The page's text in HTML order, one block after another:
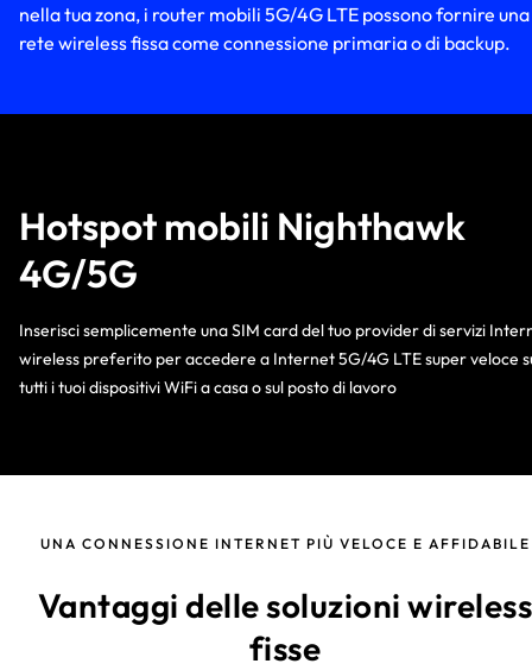
nella tua zona, i router mobili 5G/4G LTE possono fornire una
rete wireless fissa come connessione primaria o di backup.
Hotspot mobili Nighthawk
4G/5G
Inserisci semplicemente una SIM card del tuo provider di servizi
wireless preferito per accedere a Internet 5G/4G LTE super veloce
tutti i tuoi dispositivi WiFi a casa o sul posto di lavoro
UNA CONNESSIONE INTERNET PIÙ VELOCE E AFFIDABILE
Vantaggi delle soluzioni wireless
fisse